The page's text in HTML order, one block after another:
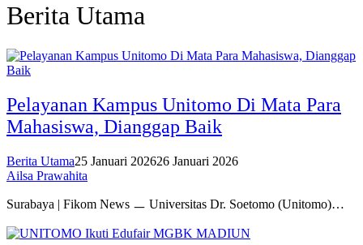
Berita Utama
Pelayanan Kampus Unitomo Di Mata Para
Mahasiswa, Dianggap Baik
Berita Utama25 Januari 202626 Januari 2026
Ailsa Prawahita
Surabaya | Fikom News ㅡ Universitas Dr. Soetomo (Unitomo)…